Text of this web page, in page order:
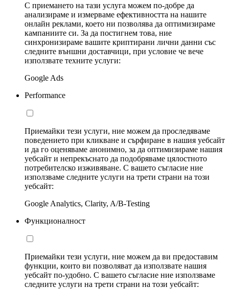
С приемането на тази услуга можем по-добре да
анализираме и измерваме ефективността на нашите
онлайн реклами, което ни позволява да оптимизираме
кампаниите си. За да постигнем това, ние
синхронизираме вашите криптирани лични данни със
следните външни доставчици, при условие че вече
използвате техните услуги:
Google Ads
Performance
Приемайки тези услуги, ние можем да проследяваме
поведението при кликване и сърфиране в нашия уебсайт
и да го оценяваме анонимно, за да оптимизираме нашия
уебсайт и непрекъснато да подобряваме цялостното
потребителско изживяване. С вашето съгласие ние
използваме следните услуги на трети страни на този
уебсайт:
Google Analytics, Clarity, A/B-Testing
Функционалност
Приемайки тези услуги, ние можем да ви предоставим
функции, които ви позволяват да използвате нашия
уебсайт по-удобно. С вашето съгласие ние използваме
следните услуги на трети страни на този уебсайт: